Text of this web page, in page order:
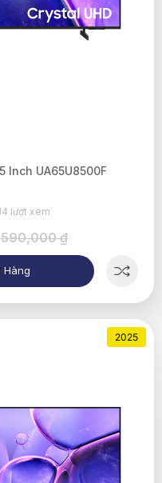
Inch UA65U8500F
lượt xem
₫
Hàng
2025